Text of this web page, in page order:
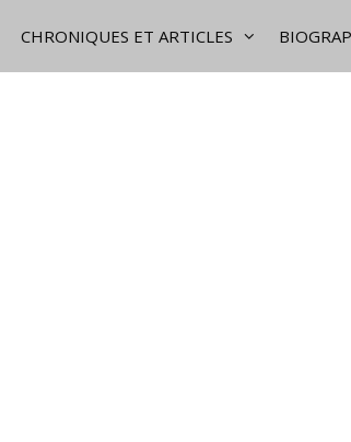
CHRONIQUES ET ARTICLES